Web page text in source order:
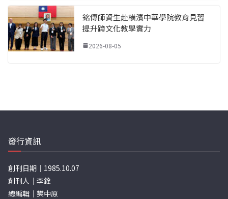
銘傳師資生赴橫濱中華學院教育見習
提升跨文化教學實力
2026-08-05
發行資訊
創刊日期｜1985.10.07
創刊人｜李銓
總編輯｜樊中原